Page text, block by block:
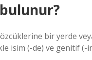
bir yerde
isim (-de) ve genitif